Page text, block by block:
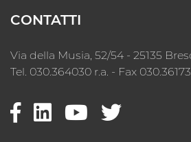
CONTATTI
Via della Musia, 52/54 - 25135
Tel. 030.364030 r.a. - Fax